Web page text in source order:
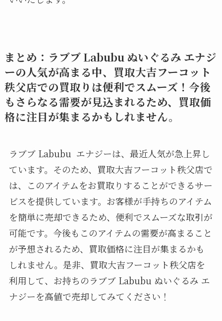
まとめ：ラブブ Labubu ぬいぐるみ エナジ
ーの人気が高まる中、買取大吉フーコット
秩父店での買取りは便利でスムーズ！今後
もさらなる需要が見込まれるため、買取価
格に注目が集まるかもしれません。
ラブブ Labubu エナジーは、最近人気が急上昇し
ています。そのため、買取大吉フーコット秩父店で
は、このアイテムをお買取りすることができるサー
ビスを提供しています。お客様が手持ちのアイテム
を簡単に売却できるため、便利でスムーズな取引が
可能です。今後もこのアイテムの需要が高まること
が予想されるため、買取価格に注目が集まるかも
しれません。是非、買取大吉フーコット秩父店を
利用して、お持ちのラブブ Labubu ぬいぐるみ エ
ナジーを高値で売却してみてください！